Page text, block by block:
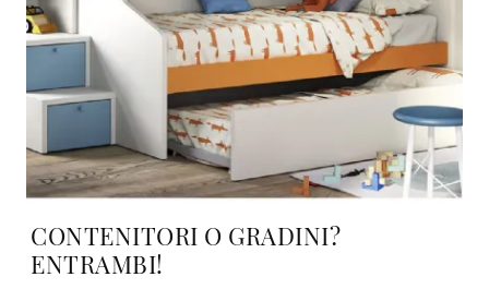
CONTENITORI O GRADINI?
ENTRAMBI!